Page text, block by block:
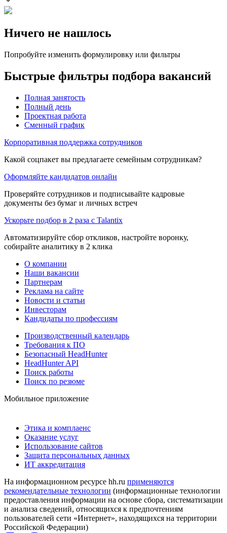
Ничего не нашлось
Попробуйте изменить формулировку или фильтры
Быстрые фильтры подбора вакансий
Полная занятость
Полный день
Проектная работа
Сменный график
Корпоративная поддержка сотрудников
Какой соцпакет вы предлагаете семейным сотрудникам?
Оформляйте кандидатов онлайн
Проверяйте сотрудников и подписывайте кадровые
документы без бумаг и личных встреч
Ускорьте подбор в 2 раза с Talantix
Автоматизируйте сбор откликов, настройте воронку,
собирайте аналитику в 2 клика
О компании
Наши вакансии
Партнерам
Реклама на сайте
Новости и статьи
Инвесторам
Кандидаты по профессиям
Производственный календарь
Требования к ПО
Безопасный HeadHunter
HeadHunter API
Поиск работы
Поиск по резюме
Мобильное приложение
Этика и комплаенс
Оказание услуг
Использование сайтов
Защита персональных данных
ИТ аккредитация
На информационном ресурсе hh.ru применяются
рекомендательные технологии (информационные технологии
предоставления информации на основе сбора, систематизации
и анализа сведений, относящихся к предпочтениям
пользователей сети «Интернет», находящихся на территории
Российской Федерации)